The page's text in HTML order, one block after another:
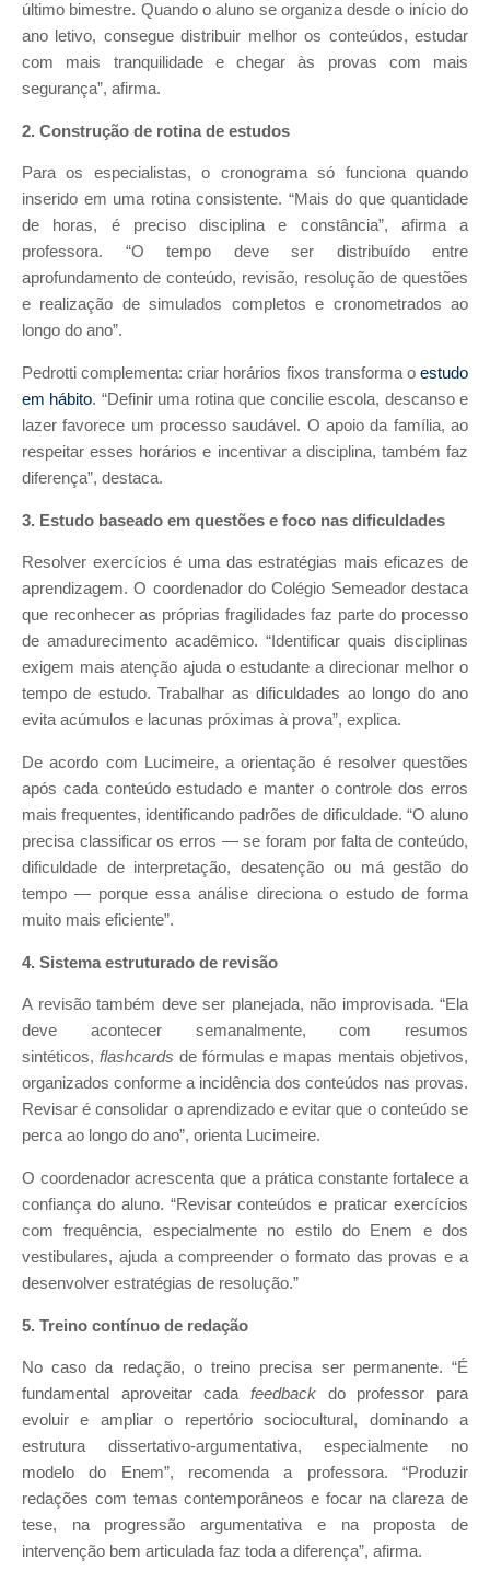
último bimestre. Quando o aluno se organiza desde o início do
ano letivo, consegue distribuir melhor os conteúdos, estudar
com mais tranquilidade e chegar às provas com mais
segurança”, afirma.
2. Construção de rotina de estudos
Para os especialistas, o cronograma só funciona quando
inserido em uma rotina consistente. “Mais do que quantidade
de horas, é preciso disciplina e constância”, afirma a
professora. “O tempo deve ser distribuído entre
aprofundamento de conteúdo, revisão, resolução de questões
e realização de simulados completos e cronometrados ao
longo do ano”.
Pedrotti complementa: criar horários fixos transforma o estudo
em hábito. “Definir uma rotina que concilie escola, descanso e
lazer favorece um processo saudável. O apoio da família, ao
respeitar esses horários e incentivar a disciplina, também faz
diferença”, destaca.
3. Estudo baseado em questões e foco nas dificuldades
Resolver exercícios é uma das estratégias mais eficazes de
aprendizagem. O coordenador do Colégio Semeador destaca
que reconhecer as próprias fragilidades faz parte do processo
de amadurecimento acadêmico. “Identificar quais disciplinas
exigem mais atenção ajuda o estudante a direcionar melhor o
tempo de estudo. Trabalhar as dificuldades ao longo do ano
evita acúmulos e lacunas próximas à prova”, explica.
De acordo com Lucimeire, a orientação é resolver questões
após cada conteúdo estudado e manter o controle dos erros
mais frequentes, identificando padrões de dificuldade. “O aluno
precisa classificar os erros — se foram por falta de conteúdo,
dificuldade de interpretação, desatenção ou má gestão do
tempo — porque essa análise direciona o estudo de forma
muito mais eficiente”.
4. Sistema estruturado de revisão
A revisão também deve ser planejada, não improvisada. “Ela
deve acontecer semanalmente, com resumos
sintéticos, flashcards de fórmulas e mapas mentais objetivos,
organizados conforme a incidência dos conteúdos nas provas.
Revisar é consolidar o aprendizado e evitar que o conteúdo se
perca ao longo do ano”, orienta Lucimeire.
O coordenador acrescenta que a prática constante fortalece a
confiança do aluno. “Revisar conteúdos e praticar exercícios
com frequência, especialmente no estilo do Enem e dos
vestibulares, ajuda a compreender o formato das provas e a
desenvolver estratégias de resolução.”
5. Treino contínuo de redação
No caso da redação, o treino precisa ser permanente. “É
fundamental aproveitar cada feedback do professor para
evoluir e ampliar o repertório sociocultural, dominando a
estrutura dissertativo-argumentativa, especialmente no
modelo do Enem”, recomenda a professora. “Produzir
redações com temas contemporâneos e focar na clareza de
tese, na progressão argumentativa e na proposta de
intervenção bem articulada faz toda a diferença”, afirma.